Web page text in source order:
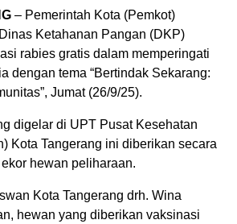
– Pemerintah Kota (Pemkot)
Ketahanan Pangan (DKP)
rabies gratis dalam memperingati
dengan tema “Bertindak Sekarang:
Jumat (26/9/25).
digelar di UPT Pusat Kesehatan
Kota Tangerang ini diberikan secara
hewan peliharaan.
Kota Tangerang drh. Wina
hewan yang diberikan vaksinasi